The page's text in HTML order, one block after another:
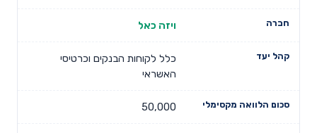
ויזה כאל
כלל לקוחות הבנקים וכרטיסי
האשראי
50,000